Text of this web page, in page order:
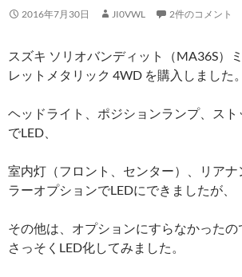
2016年7月30日 JI0VWL 2件のコメント
スズキ ソリオバンディット（MA36S）
レットメタリック 4WD を購入しました。
ヘッドライト、ポジションランプ、ス
でLED、
室内灯（フロント、センター）、リア
ラーオプションでLEDにできましたが、
その他は、オプションにすらなかったの
さっそくLED化してみました。